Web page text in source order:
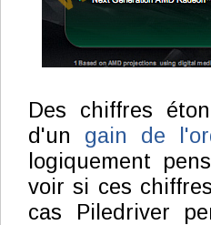
Des chiffres
d'un gain de
logiquement
voir si ces
cas Piledriver